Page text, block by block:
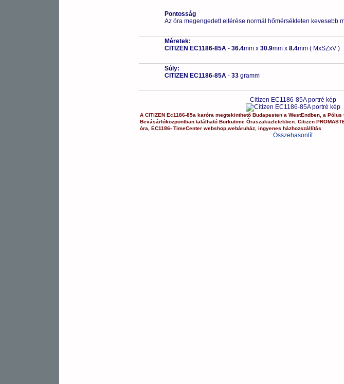
Pontosság
Az óra megengedett eltérése normál hőmérsékleten kevesebb
Méretek:
CITIZEN EC1186-85A- 36.4mm x 30.9mm x 8.4mm ( MxSZxV )
Súly:
CITIZEN EC1186-85A- 33 gramm
Citizen EC1186-85A portré kép
A CITIZEN Ec1186-85a karóra megtekinthető Budapesten a WestEndben, a Pólus
Bevásárlóközpontbantalálható Borkutime Óraszaküzletekben. Citizen
óra
EC1186- TimeCenter webshop, webáruház, ingyenes házhozszállítás
Összehasonlít